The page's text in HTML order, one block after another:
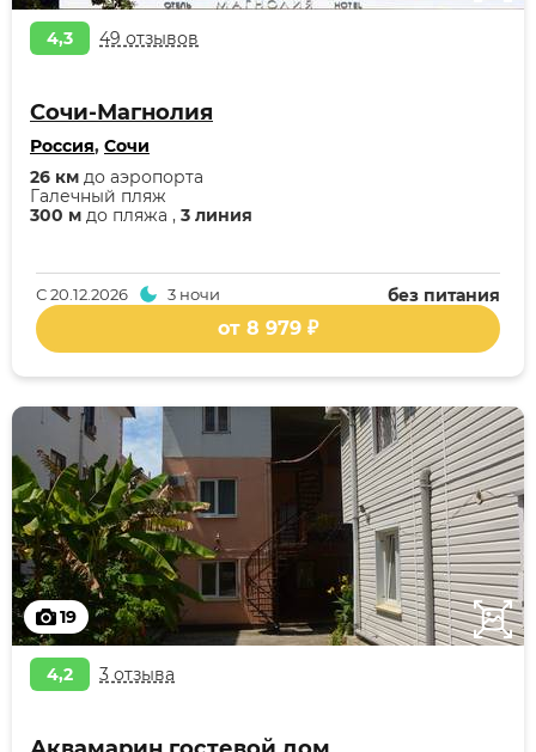
4,3 49 отзывов
Сочи-Магнолия
Россия, Сочи
300 м до пляжа , 3 линия
Галечный пляж
26 км до аэропорта
без питания
С20.12.2026 3 ночи
от 8 979 ₽
19
4,2 3 отзыва